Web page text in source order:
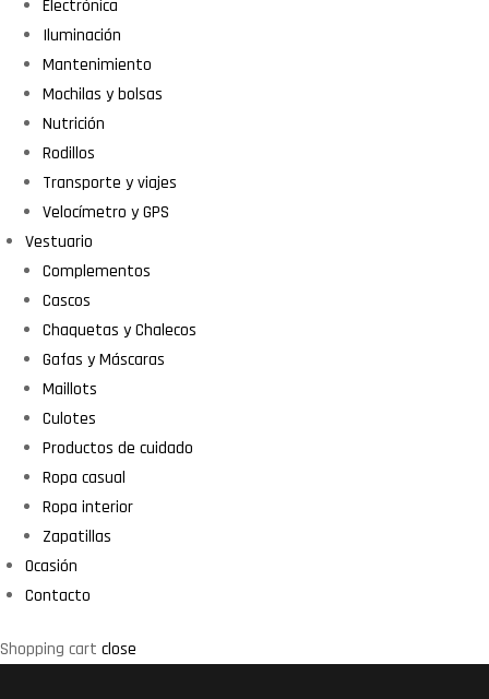
Electrónica
Iluminación
Mantenimiento
Mochilas y bolsas
Nutrición
Rodillos
Transporte y viajes
Velocímetro y GPS
Vestuario
Complementos
Cascos
Chaquetas y Chalecos
Gafas y Máscaras
Maillots
Culotes
Productos de cuidado
Ropa casual
Ropa interior
Zapatillas
Ocasión
Contacto
Shopping cart close